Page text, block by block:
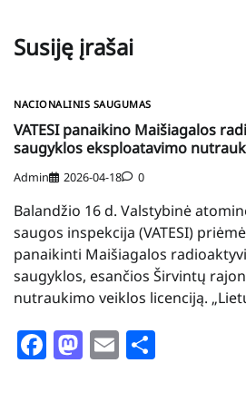
Susiję įrašai
NACIONALINIS SAUGUMAS
VATESI panaikino Maišiagalos
saugyklos eksploatavimo
Admin 2026-04-18 0
Balandžio 16 d. Valstybinė
saugos inspekcija (VATESI)
panaikinti Maišiagalos
saugyklos, esančios Širvintų
nutraukimo veiklos licenciją.
Facebook
Mastodon
Email